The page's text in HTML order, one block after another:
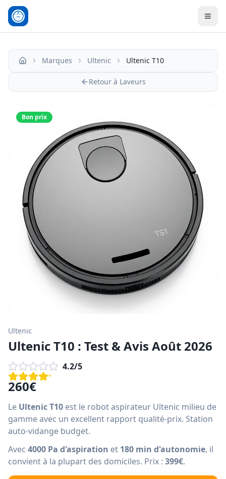
Accueil Marques Ultenic Ultenic T10
Retour à Laveurs
Bon prix
Ultenic
Ultenic T10 : Test & Avis Août 2026
4.2/5
260€
Le Ultenic T10 est le robot aspirateur Ultenic milieu de
gamme avec un excellent rapport qualité-prix. Station
auto-vidange budget.
Avec 4000 Pa d'aspiration et 180 min d'autonomie, il
convient à la plupart des domiciles. Prix : 399€.